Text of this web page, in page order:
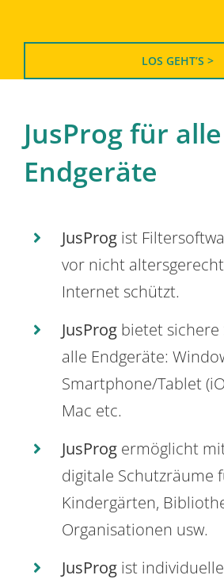
LOS GEHT’S >
JusProg für alle
Endgeräte
JusProg ist
vor nicht
Internet schützt.
JusProg bietet
alle Endgeräte:
Smartphone/Tablet
Mac etc.
JusProg ermöglicht
digitale Schutzräume
Kindergärten,
Organisationen usw.
JusProg ist